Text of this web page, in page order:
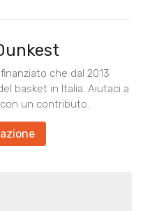
che dal 2013
basket in Italia. Aiutaci a
un contributo.